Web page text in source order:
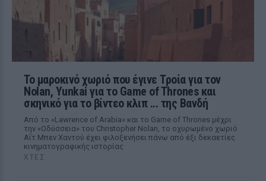
Το μαροκινό χωριό που έγινε Τροία για τον
Nolan, Yunkai για το Game of Thrones και
σκηνικό για το βίντεο κλιπ ... της Βανδή
Από το «Lawrence of Arabia» και το Game of Thrones μέχρι
την «Οδύσσεια» του Christopher Nolan, το οχυρωμένο χωριό
Αΐτ Μπεν Χαντού έχει φιλοξενήσει πάνω από έξι δεκαετίες
κινηματογραφικής ιστορίας
ΧΤΕΣ